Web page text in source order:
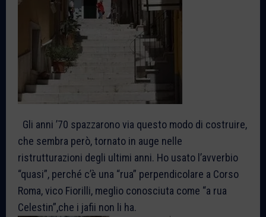
Gli anni ’70 spazzarono via questo modo di costruire,
che sembra però, tornato in auge nelle
ristrutturazioni degli ultimi anni. Ho usato l’avverbio
“quasi”, perché c’è una “rua” perpendicolare a Corso
Roma, vico Fiorilli, meglio conosciuta come “a rua
Celestin”,che i jafii non li ha.